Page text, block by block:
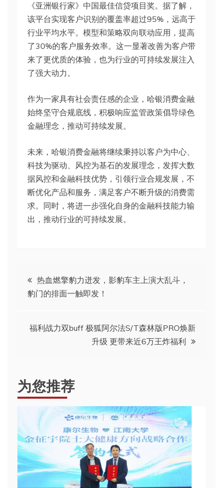
《亚洲银行家》中国最佳信贷项目奖。据了解，
该平台实现客户识别的覆盖率超过95%，远高于
行业平均水平。模型和策略双向联动应用，提高
了30%的客户服务效率。这一显著改善为客户带
来了更优质的体验，也为行业的可持续发展注入
了强大动力。
作为一家具有社会责任感的企业，哈银消费金融
始终坚守合规底线，积极响应监管政策倡导绿色
金融理念，推动可持续发展。
未来，哈银消费金融将继续秉持以客户为中心、
科技为驱动、风控为基石的发展理念，发挥大数
据风控和金融科技优势，引领行业合规发展，不
断优化产品和服务，满足客户不断升级的消费需
求。同时，将进一步强化自身的金融科技能力输
出，推动行业的可持续发展。
文
章
导
热血燃擎豹力迸发，影豹车主上演大乱斗，
豹门的排面一触即发！
福利战力双buff 极狐阿尔法S/T森林版PRO焕新
升级 更带来近6万王炸福利
为您推荐